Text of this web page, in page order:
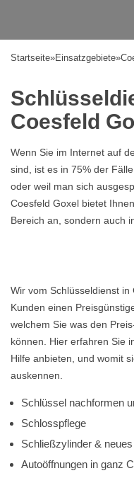
Startseite»Einsatzgebiete»
Coesfeld
Wenn Sie im Internet auf
sind, ist es in 75% der
oder weil man sich
Coesfeld Goxel bietet
Bereich an, sondern auch
Wir vom Schlüsseldienst
Kunden einen
welchem Sie was den
können. Hier erfahren Sie
Hilfe anbieten, und womit
auskennen.
Schlüssel nachformen
Schlosspflege
Schließzylinder &
Autoöffnungen in ganz